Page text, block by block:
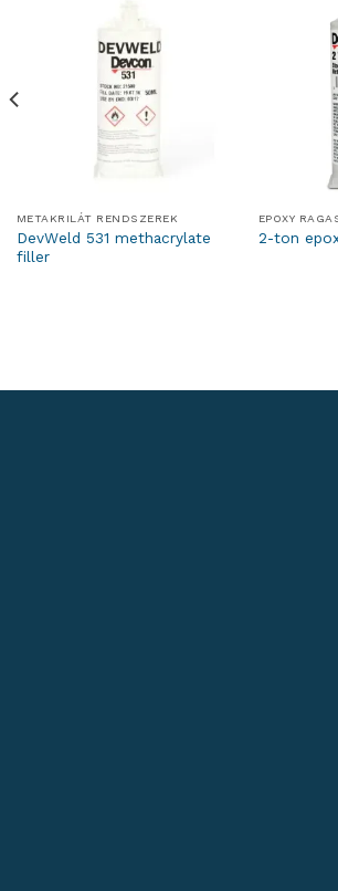
METAKRILÁT RENDSZEREK
DevWeld 531 methacrylate
filler
EPOXY
2-ton